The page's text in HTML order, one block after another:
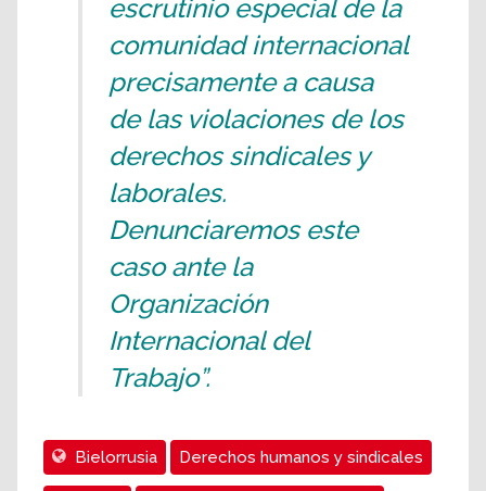
escrutinio especial de la
comunidad internacional
precisamente a causa
de las violaciones de los
derechos sindicales y
laborales.
Denunciaremos este
caso ante la
Organización
Internacional del
Trabajo”.
Bielorrusia Derechos humanos y sindicales